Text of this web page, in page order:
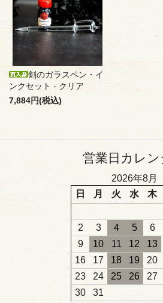
剣のガラスペン・イ
ンクセット - クリア
7,884円(税込)
営業日カレン
2026年8月
日
月 火 水 木
2
3 4 5 6
9
10 11 12 13
16
17 18 19 20
23
24 25 26 27
30
31